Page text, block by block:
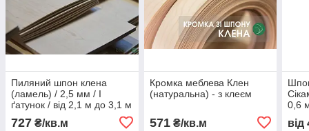
Пиляний шпон клена
(ламель) / 2,5 мм / I
ґатунок / від 2,1 м до 3,1 м
727 ₴/кв.м
Кромка меблева Клен
(натуральна) - з клеєм
571₴/кв.м
0,6
від